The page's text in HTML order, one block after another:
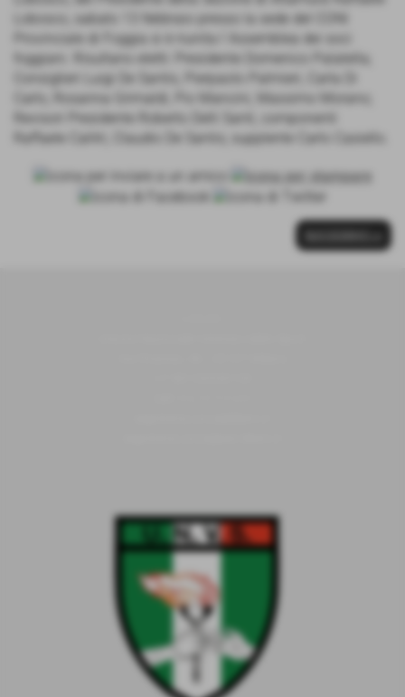
Lobosco, sabato 13 febbraio presso la sede del CONI
Provinciale di Foggia si è riunita l´Assemblea dei soci
foggiani. Risultano eletti: Presidente Domenico Palatella;
Consiglieri Luigi De Santis, Pierpaolo Palmieri, Carla Di
Carlo, Rosanna Grimaldi, Pio Mancini, Massimo Morano;
Revisori Presidente Roberto Delli Santi, componenti
Raffaele Calitri, Claudio De Santis; supplente Carlo Casiello.